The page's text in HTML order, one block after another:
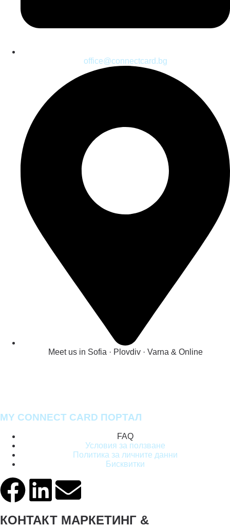
office@connectcard.bg
Meet us in Sofia · Plovdiv · Varna & Online
MY CONNECT CARD ПОРТАЛ
FAQ
Условия за ползване
Политика за личните данни
Бисквитки
КОНТАКТ МАРКЕТИНГ &